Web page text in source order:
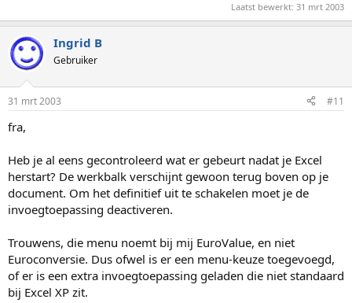
Laatst bewerkt: 31 mrt 2003
Ingrid B
Gebruiker
31 mrt 2003 #11
fra,
Heb je al eens gecontroleerd wat er gebeurt nadat je Excel
herstart? De werkbalk verschijnt gewoon terug boven op je
document. Om het definitief uit te schakelen moet je de
invoegtoepassing deactiveren.
Trouwens, die menu noemt bij mij EuroValue, en niet
Euroconversie. Dus ofwel is er een menu-keuze toegevoegd,
of er is een extra invoegtoepassing geladen die niet standaard
bij Excel XP zit.